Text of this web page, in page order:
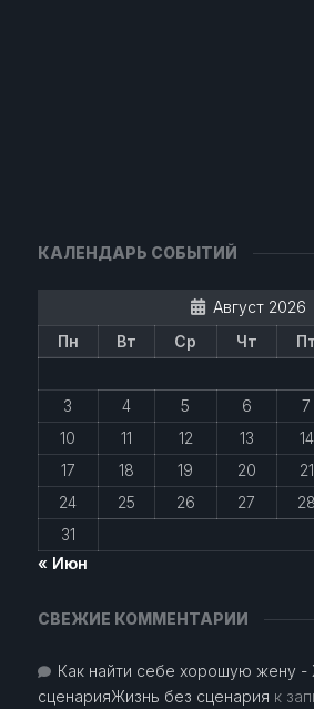
КАЛЕНДАРЬ СОБЫТИЙ
Август 2026
Пн
Вт Ср Чт
3
4 5 6 7
10
11 12 13 14
17
18 19 20 21
24
25 26 27 28
31
« Июн
СВЕЖИЕ КОММЕНТАРИИ
Как найти себе хорошую жену -
сценарияЖизнь без сценария к